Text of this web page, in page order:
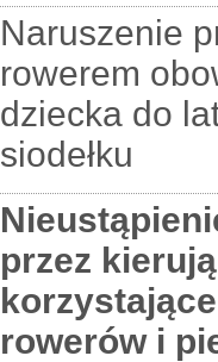
Naruszenie
rowerem
dziecka do
siodełku
przez
rowerów i